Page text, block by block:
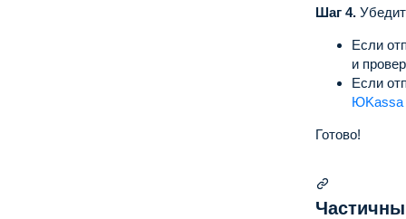
{
Шаг 4.
Если
и
Если
ЮKassa
Готово!